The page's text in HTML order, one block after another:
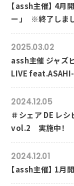
【assh主催】 4月
ー」 ※終了しま
2025.03.02
assh主催 ジャズ
LIVE feat.ASAHI-
2024.12.05
＃シェア DE レ
vol.2 実施中！
2024.12.01
【assh主催】 1